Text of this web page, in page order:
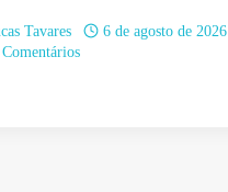
Tavares
6 de agosto de 2026